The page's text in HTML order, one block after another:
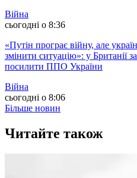
Війна
сьогодні о 8:36
«Путін програє війну, але
змінити ситуацію»: у Британії
посилити ППО України
Війна
сьогодні о 8:06
Більше новин
Читайте також